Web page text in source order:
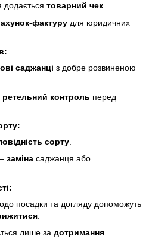
додається товарний чек
фактуру для юридичних
саджанці з добре розвиненою
ретельний контроль перед
сорту
заміна саджанця або
посадки та догляду допоможуть
лише за дотримання